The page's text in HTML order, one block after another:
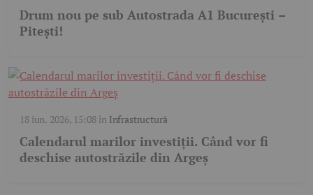
Drum nou pe sub Autostrada A1 București –
Pitești!
18 iun. 2026, 15:08în Infrastructură
Calendarul marilor investiții. Când vor fi
deschise autostrăzile din Argeș